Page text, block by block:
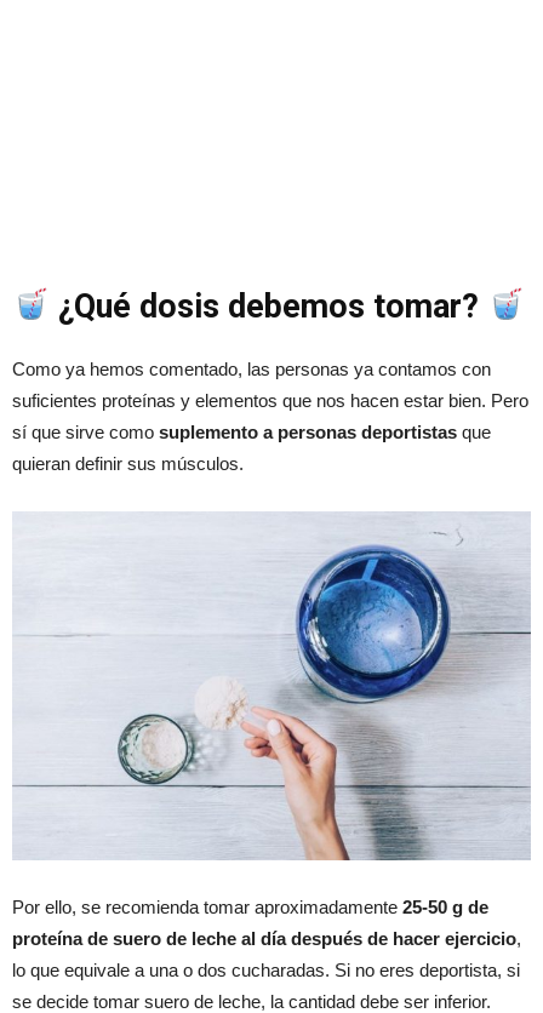
¿Qué dosis debemos tomar?
Como ya hemos comentado, las personas ya contamos con
suficientes proteínas y elementos que nos hacen estar bien. Pero
sí que sirve como suplemento a personas deportistas que
quieran definir sus músculos.
Por ello, se recomienda tomar aproximadamente 25-50 g de
proteína de suero de leche al día después de hacer ejercicio,
lo que equivale a una o dos cucharadas. Si no eres deportista, si
se decide tomar suero de leche, la cantidad debe ser inferior.